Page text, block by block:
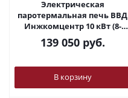
Электрическая
паротермальная печь ВВД
Инжкомцентр 10 кВт (8-
13м3) 380В
139 050руб.
В корзину